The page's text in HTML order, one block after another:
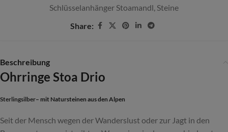
Schlüsselanhänger Stoamandl, Steine
Share:
Beschreibung
Ohrringe Stoa Drio
Sterlingsilber– mit Natursteinen aus den Alpen
Seit der Mensch wegen der Wanderslust oder zur Jagt in den